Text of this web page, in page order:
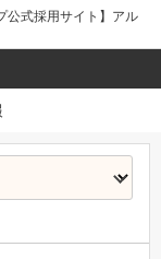
公式採用サイト】アル